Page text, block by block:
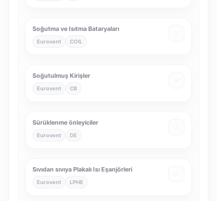
Soğutma ve Isıtma Bataryaları
Eurovent COIL
Soğutulmuş Kirişler
Eurovent CB
Sürüklenme önleyiciler
Eurovent DE
Sıvıdan sıvıya Plakalı Isı Eşanjörleri
Eurovent LPHE